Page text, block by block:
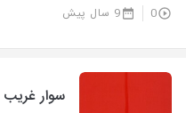
0 9 سال پیش
سوار غریب